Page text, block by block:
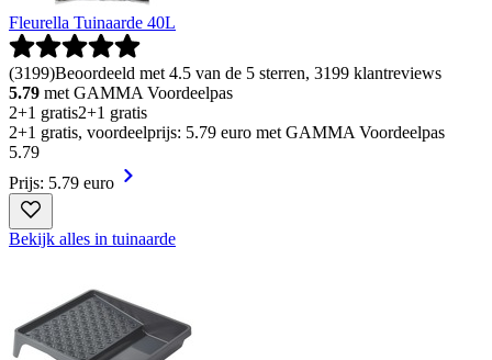
Fleurella Tuinaarde 40L
(3199)Beoordeeld met 4.5 van de 5 sterren, 3199 klantreviews
5.79 met GAMMA Voordeelpas
2+1 gratis2+1 gratis
2+1 gratis, voordeelprijs: 5.79 euro met GAMMA Voordeelpas
5.79
Prijs: 5.79 euro
Bekijk alles in tuinaarde